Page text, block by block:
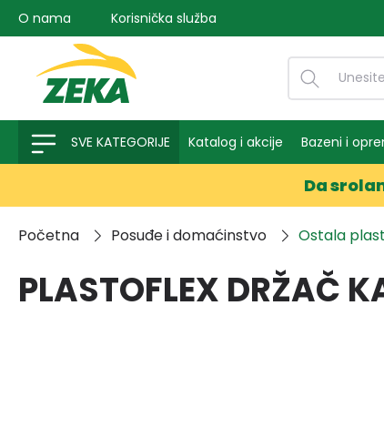
pretragu Preskoči na glavnu navigaciju
O nama Korisnička služba
SVE KATEGORIJE Katalog i akcije Bazeni i
Da
Početna Posuđe i domaćinstvo Ostala
PLASTOFLEX DRŽAČ